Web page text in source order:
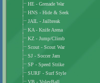
HE - Grenade War
HNS - Hide & Seek
JAIL - Jailbreak
KA - Knife Arena
KZ - Jump/Climb
Scout - Scout War
SJ - Soccer Jam
SP - Speed Strike
SURF - Surf Style
VB - VoleyBall